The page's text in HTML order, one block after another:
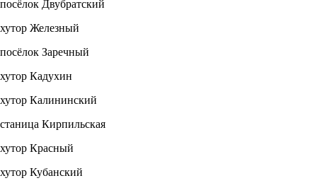
посёлок Двубратский
хутор Железный
посёлок Заречный
хутор Кадухин
хутор Калининский
станица Кирпильская
хутор Красный
хутор Кубанский